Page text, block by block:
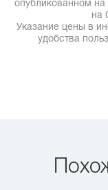
опубликованном на
на
Указание цены в
удобства